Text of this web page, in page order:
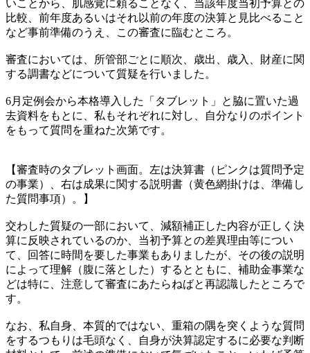
いことから、肌感覚に頼ることなく、当該年度当初予算との
比較、前年度あるいはそれ以前の年度の決算と見比べること
など事前準備のうえ、この審査に臨むところ。
審査においては、所管部ごとに順次、歳出、歳入、財産に関
する調書などについて質疑を行いました。
6月定例会から本格導入した「タブレット」と脇に置いた過
去資料をもとに、私もそれぞれに対し、自分なりのポイント
をもって質問を重ねた次第です。
【審査時のタブレット画面。左は決算書（ピンクは質問予定
の事業）、右は成果に関する説明書（黄色網掛けは、準備し
た質問事項）。】
交わした質疑の一部において、減額補正した内容が正しく決
算に反映されているのか、当初予算との差異理由等につい
て、回答に時間を要した事業もありましたが、その後の説明
によって理解（腹に落とした）するとともに、補助金事業な
どは特に、注意して審査にあたらねばと再認識したところで
す。
なお、私自身、本質的ではない、重箱の隅を突くような質問
をするつもりは毛頭なく、自身が決算認定するに必要な判断